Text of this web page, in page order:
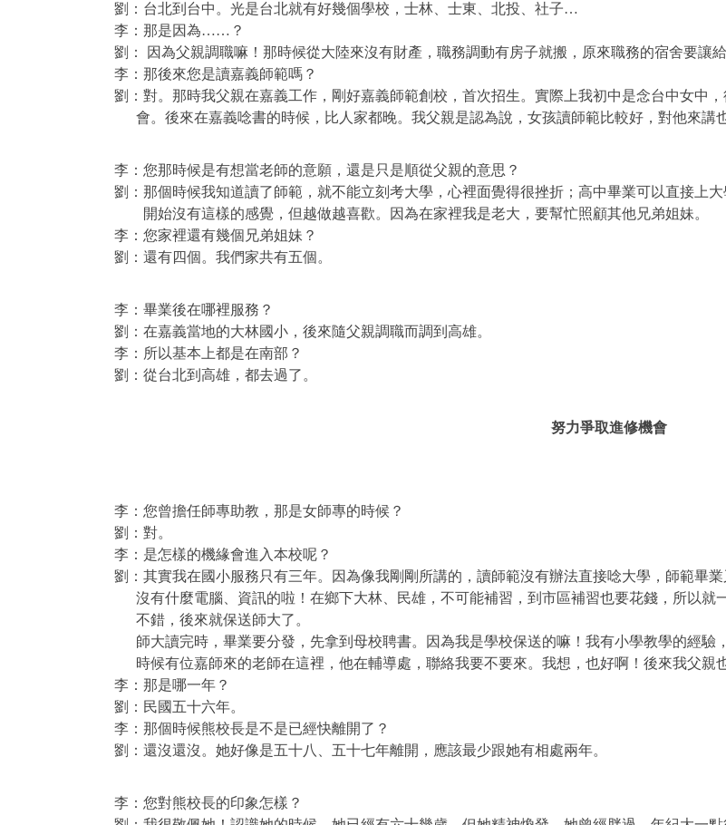
劉：台北到台中。光是台北就有好幾個學校，士林、士東、北投、社子…
李：那是因為……？
劉：
因為父親調職嘛！那時候從大陸來沒有財產，職務調動有房子就搬，原來職務的宿舍要讓
李：那後來您是讀嘉義師範嗎？
劉：對。那時我父親在嘉義工作，剛好嘉義師範創校，首次招生。實際上我初中是念台中女中
會。後來在嘉義唸書的時候，比人家都晚。我父親是認為說，女孩讀師範比較好，對他來講
李：您那時候是有想當老師的意願，還是只是順從父親的意思？
劉：那個時候我知道讀了師範，就不能立刻考大學，心裡面覺得很挫折；高中畢業可以直接上
開始沒有這樣的感覺，但越做越喜歡。因為在家裡我是老大，要幫忙照顧其他兄弟姐妹。
李：您家裡還有幾個兄弟姐妹？
劉：還有四個。我們家共有五個。
李：畢業後在哪裡服務？
劉：在嘉義當地的大林國小，後來隨父親調職而調到高雄。
李：所以基本上都是在南部？
劉：從台北到高雄，都去過了。
努力爭取進修機會
李：您曾擔任師專助教，那是女師專的時候？
劉：對。
李：是怎樣的機緣會進入本校呢？
劉：其實我在國小服務只有三年。因為像我剛剛所講的，讀師範沒有辦法直接唸大學，師範畢
沒有什麼電腦、資訊的啦！在鄉下大林、民雄，不可能補習，到市區補習也要花錢，所以
不錯，後來就保送師大了。
師大讀完時，畢業要分發，先拿到母校聘書。因為我是學校保送的嘛！我有小學教學的經
時候有位嘉師來的老師在這裡，他在輔導處，聯絡我要不要來。我想，也好啊！後來我父親
李：那是哪一年？
劉：民國五十六年。
李：那個時候熊校長是不是已經快離開了？
劉：還沒還沒。她好像是五十八、五十七年離開，應該最少跟她有相處兩年。
李：您對熊校長的印象怎樣？